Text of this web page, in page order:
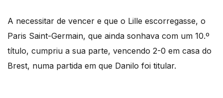
A necessitar de vencer e que o Lille escorregasse, o
Paris Saint-Germain, que ainda sonhava com um 10.º
título, cumpriu a sua parte, vencendo 2-0 em casa do
Brest, numa partida em que Danilo foi titular.